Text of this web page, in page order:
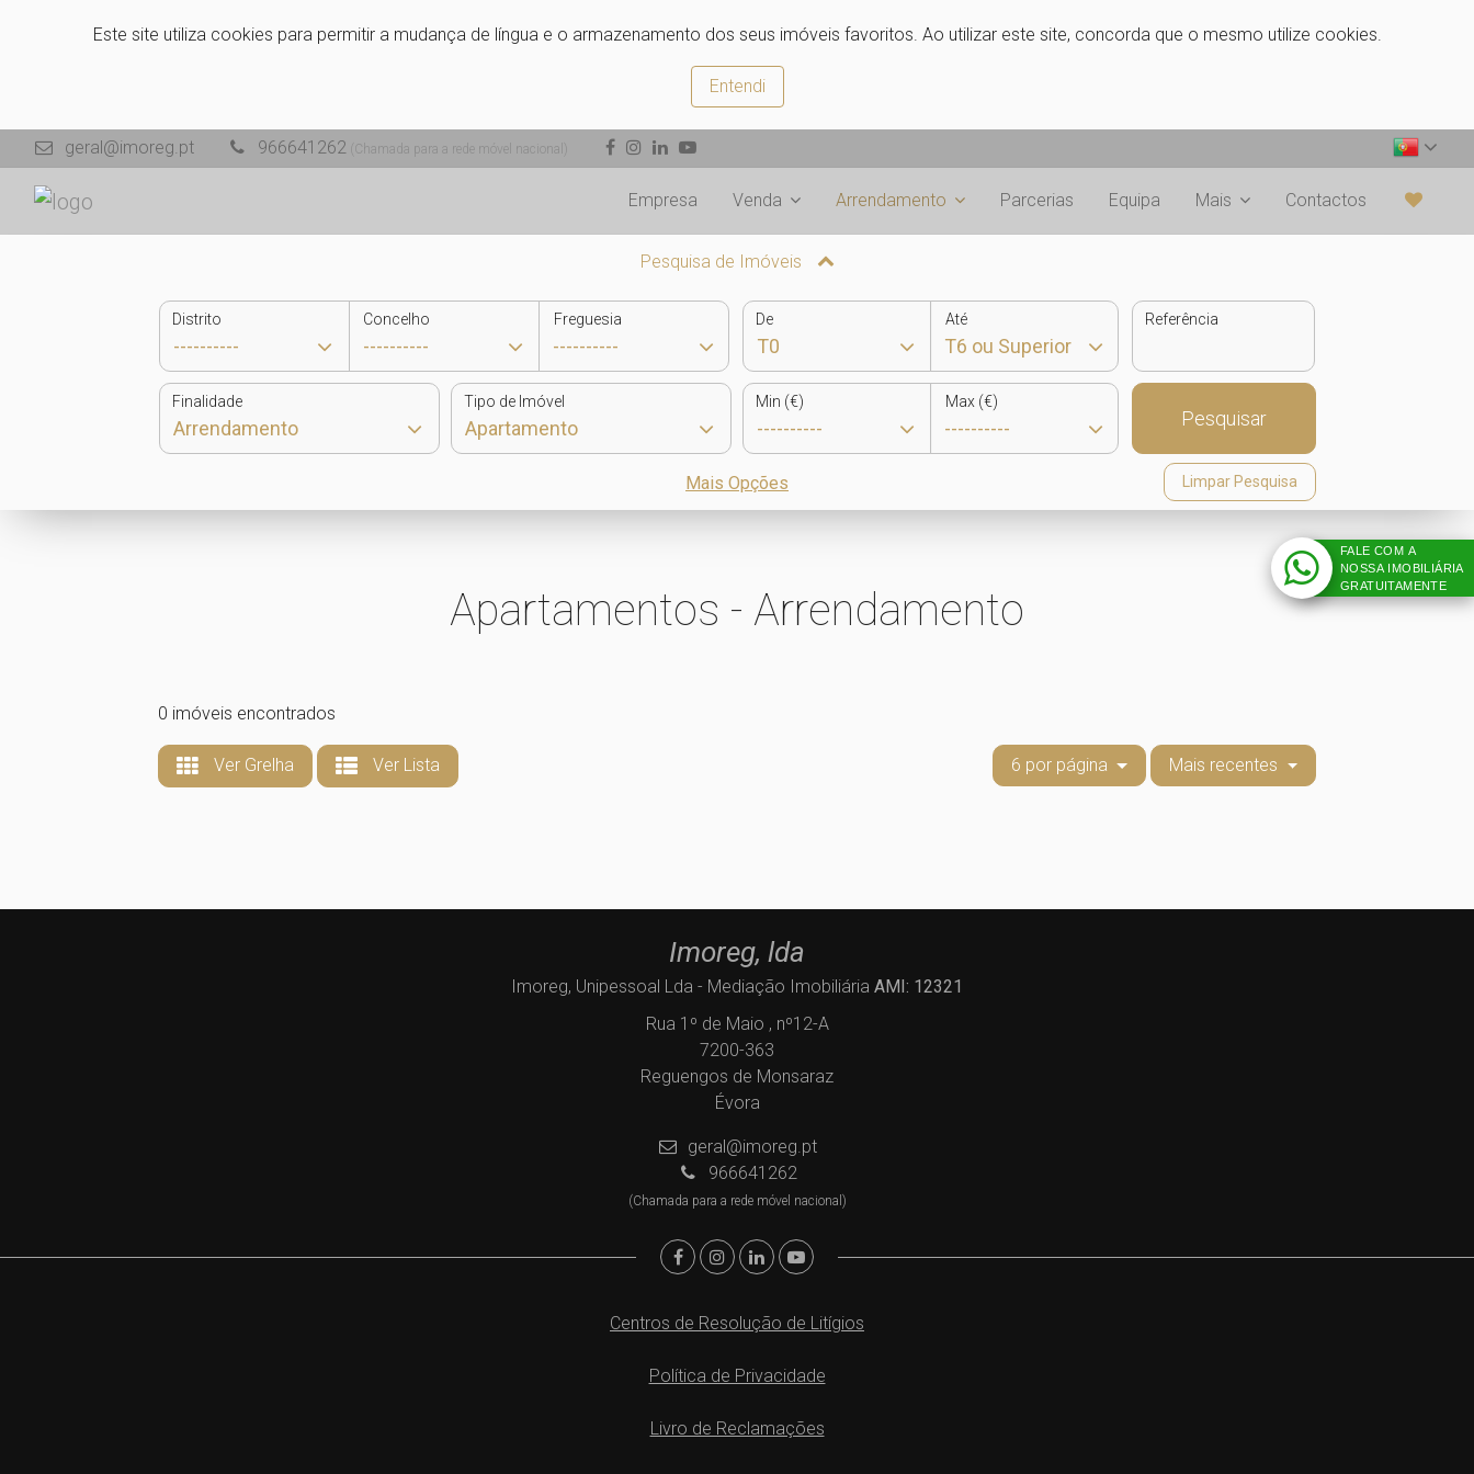
Este site utiliza cookies para permitir a mudança de língua e o armazenamento dos seus imóveis favoritos. Ao utilizar este site, concorda que o mesmo utilize cookies.
Entendi
geral@imoreg.pt 966641262 (Chamada para a rede móvel nacional)
Empresa Venda Arrendamento Parcerias Equipa Mais Contactos
Pesquisa de Imóveis
Distrito Concelho Freguesia De Até Referência
Finalidade Tipo de Imóvel Min (€) Max (€)
Pesquisar
Mais Opções Limpar Pesquisa
Apartamentos - Arrendamento
0 imóveis encontrados
Ver Grelha Ver Lista 6 por página Mais recentes
Imoreg, lda
Imoreg, Unipessoal Lda - Mediação Imobiliária AMI: 12321
Rua 1º de Maio , nº12-A
7200-363
Reguengos de Monsaraz
Évora
geral@imoreg.pt
966641262
(Chamada para a rede móvel nacional)
Centros de Resolução de Litígios
Política de Privacidade
Livro de Reclamações
FALE COM A
NOSSA IMOBILIÁRIA
GRATUITAMENTE